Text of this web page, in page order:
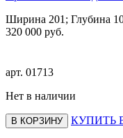
Ширина 201; Глубина
320 000 руб.
арт. 01713
Нет в наличии
В КОРЗИНУ КУПИТЬ